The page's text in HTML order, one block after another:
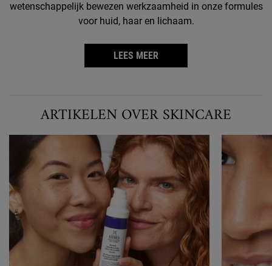
wetenschappelijk bewezen werkzaamheid in onze formules
voor huid, haar en lichaam.
LEES MEER
ARTIKELEN OVER SKINCARE